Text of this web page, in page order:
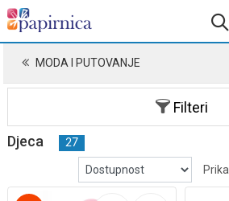
MODA I PUTOVANJE
Filteri
Djeca 27